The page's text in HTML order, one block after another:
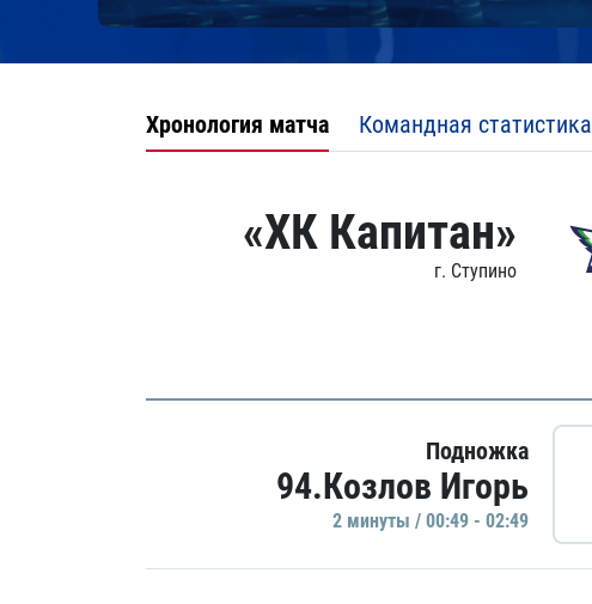
Хронология матча Командная статистика
«ХК Капитан»
г. Ступино
Подножка
94.Козлов Игорь
2 минуты / 00:49 - 02:49